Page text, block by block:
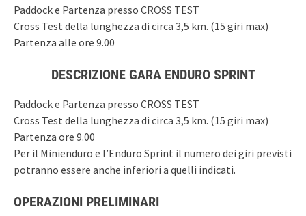
Paddock e Partenza presso CROSS TEST
Cross Test della lunghezza di circa 3,5 km. (15 giri max)
Partenza alle ore 9.00
DESCRIZIONE GARA ENDURO SPRINT
Paddock e Partenza presso CROSS TEST
Cross Test della lunghezza di circa 3,5 km. (15 giri max)
Partenza ore 9.00
Per il Minienduro e l’Enduro Sprint il numero dei giri previsti
potranno essere anche inferiori a quelli indicati.
OPERAZIONI PRELIMINARI